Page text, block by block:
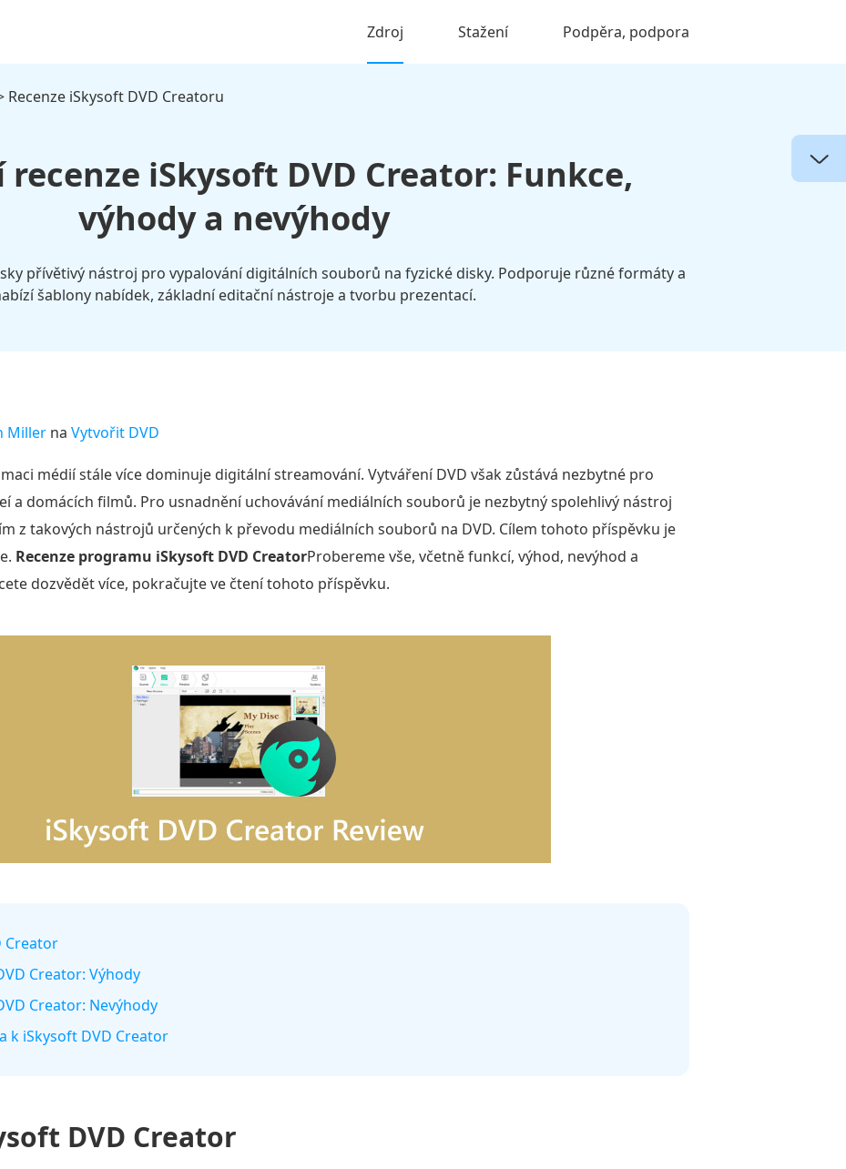
Zdroj Stažení Podpěra, podpora
Recenze iSkysoft DVD Creatoru
iSkysoft DVD Creator: Funkce,
výhody a nevýhody
přívětivý nástroj pro vypalování digitálních souborů na fyzické disky. Podporuje různé formáty a
šablony nabídek, základní editační nástroje a tvorbu prezentací.
Miller na Vytvořit DVD
médií stále více dominuje digitální streamování. Vytváření DVD však zůstává nezbytné pro
a domácích filmů. Pro usnadnění uchovávání mediálních souborů je nezbytný spolehlivý nástroj
z takových nástrojů určených k převodu mediálních souborů na DVD. Cílem tohoto příspěvku je
Recenze programu iSkysoft DVD CreatorProbereme vše, včetně funkcí, výhod, nevýhod a
dozvědět více, pokračujte ve čtení tohoto příspěvku.
Creator
Creator: Výhody
Creator: Nevýhody
k iSkysoft DVD Creator
DVD Creator